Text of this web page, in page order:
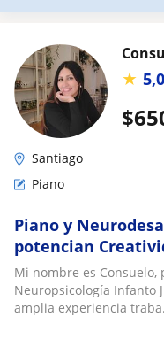
$
★ 5,0
Santiago
Piano
Piano y
potencian
Autoexpresión.
años
Mi nombre es Consuelo,
Neuropsicología Infanto
amplia experiencia